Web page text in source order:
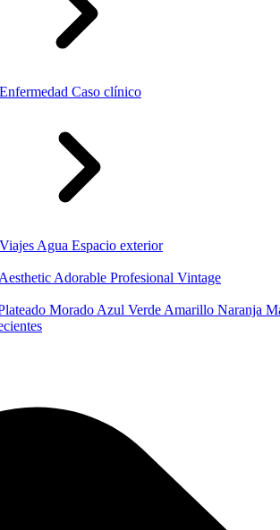
Enfermedad Caso clínico
Viajes Agua Espacio exterior
Aesthetic Adorable Profesional Vintage
Morado Azul Verde Amarillo Naranja